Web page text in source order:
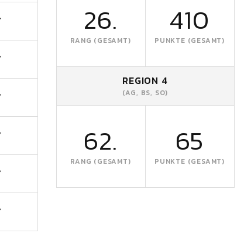
26.
RANG (GESAMT)
410
PUNKTE (GESAMT)
REGION 4
(AG, BS, SO)
62.
RANG (GESAMT)
65
PUNKTE (GESAMT)